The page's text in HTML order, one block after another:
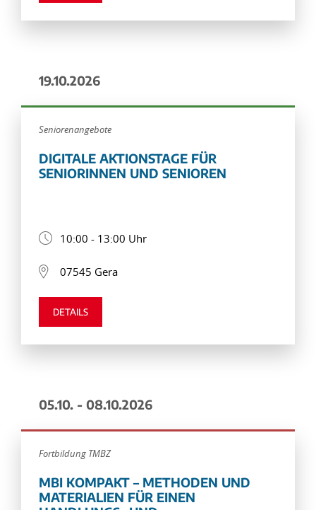
19.10.2026
Seniorenangebote
DIGITALE AKTIONSTAGE FÜR
SENIORINNEN UND SENIOREN
10:00 - 13:00 Uhr
07545 Gera
DETAILS
05.10. - 08.10.2026
Fortbildung TMBZ
MBI KOMPAKT – METHODEN UND
MATERIALIEN FÜR EINEN